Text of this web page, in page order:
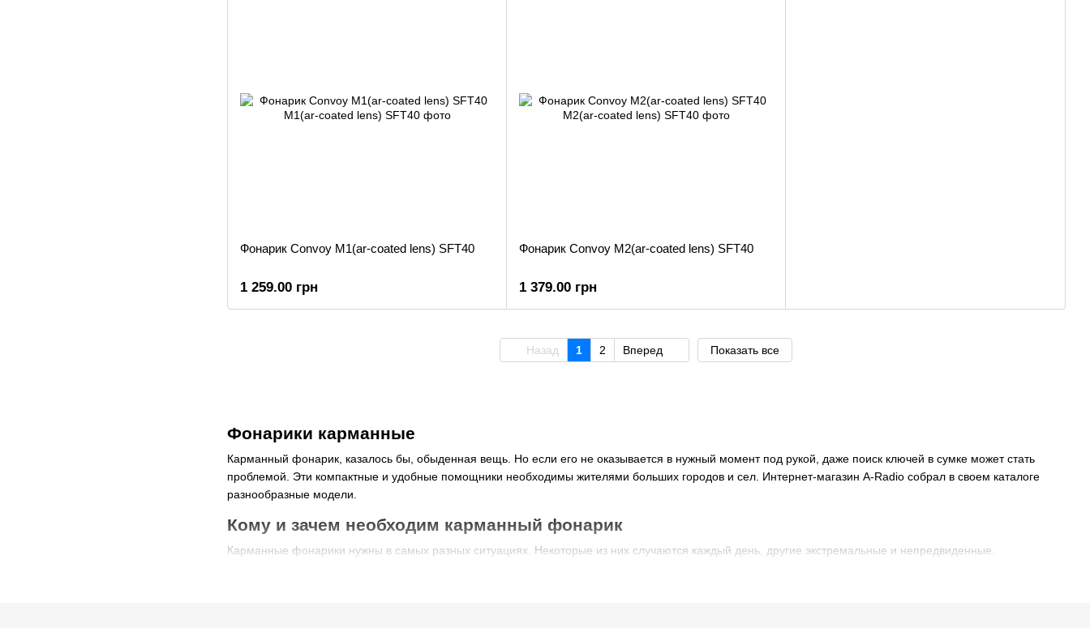
Фонарики карманные
Карманный фонарик, казалось бы, обыденная вещь. Но если его не оказывается в нужный момент под рукой, даже поиск ключей в сумке может стать
проблемой. Эти компактные и удобные помощники необходимы жителями больших городов и сел. Интернет-магазин A-Radiо собрал в своем каталоге
разнообразные модели.
Кому и зачем необходим карманный фонарик
Карманные фонарики нужны в самых разных ситуациях. Некоторые из них случаются каждый день, другие экстремальные и непредвиденные.
Фонарик Convoy M1(ar-coated lens) SFT40
1 259.00 грн
Фонарик Convoy M2(ar-coated lens) SFT40
1 379.00 грн
Назад 1 2 Вперед Показать все